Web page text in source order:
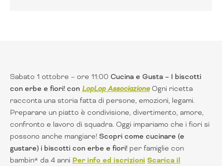
Sabato 1 ottobre – ore 11:00 Cucina e Gusta – I biscotti
con erbe e fiori! con LopLop AssociazioneOgni ricetta
racconta una storia fatta di persone, emozioni, legami.
Preparare un piatto è condivisione, divertimento, amore,
confronto e lavoro di squadra. Oggi impariamo che i fiori si
possono anche mangiare! Scopri come cucinare (e
gustare) i biscotti con erbe e fiori! per famiglie con
bambin* da 4 anni Per info ed iscrizioni Scarica il